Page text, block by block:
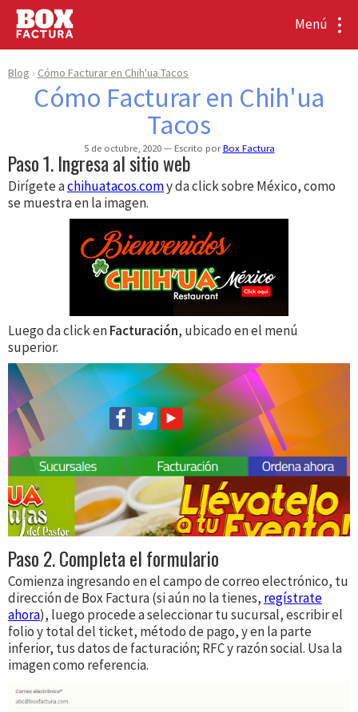
Menú
Blog Cómo Facturar en Chih'ua Tacos
Cómo Facturar en Chih'ua
Tacos
5 de octubre, 2020 Escrito porBox Factura
Paso 1. Ingresa al sitio web
Dirígete achihuatacos.comy da click sobre México, como
se muestra en la imagen.
Luego da click enFacturación, ubicado en el menú
superior.
Paso 2. Completa el formulario
Comienza ingresando en el campo de correo electrónico, tu
dirección de Box Factura (si aún no la tienes, regístrate
ahora), luego procede a seleccionar tu sucursal, escribir el
folio y total del ticket, método de pago, y en la parte
inferior, tus datos de facturación; RFC y razón social. Usa la
imagen como referencia.